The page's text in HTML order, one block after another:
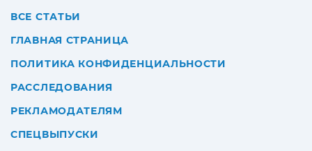
ВСЕ СТАТЬИ
ГЛАВНАЯ СТРАНИЦА
ПОЛИТИКА КОНФИДЕНЦИАЛЬНОСТИ
РАССЛЕДОВАНИЯ
РЕКЛАМОДАТЕЛЯМ
СПЕЦВЫПУСКИ